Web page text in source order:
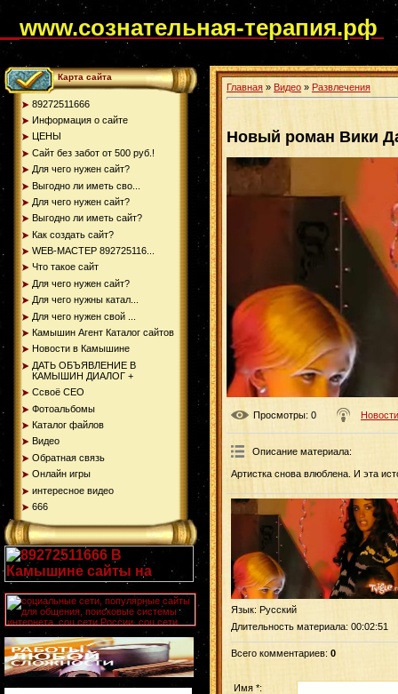
www.сознательная-терапия.рф
Карта сайта
89272511666
Информация о сайте
ЦЕНЫ
Сайт без забот от 500 руб.!
Для чего нужен сайт?
Выгодно ли иметь сво...
Для чего нужен сайт?
Выгодно ли иметь сайт?
Как создать сайт?
WEB-МАСТЕР 892725116...
Что такое сайт
Для чего нужен сайт?
Для чего нужны катал...
Для чего нужен свой ...
Камышин Агент Каталог сайтов
Новости в Камышине
ДАТЬ ОБЪЯВЛЕНИЕ В
КАМЫШИН ДИАЛОГ +
Ссвоё СЕО
Фотоальбомы
Каталог файлов
Видео
Обратная связь
Онлайн игры
интересное видео
666
Главная » Видео » Развлечения
Новый роман Вики
Просмотры: 0
Описание материала:
Артистка снова влюблена. И эта
Язык: Русский
Длительность материала: 00:02:51
Всего комментариев: 0
Имя *: